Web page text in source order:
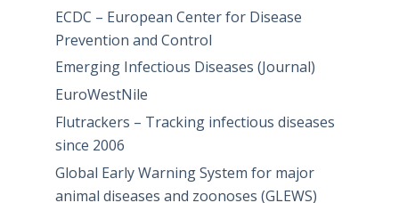
ECDC – European Center for Disease
Prevention and Control
Emerging Infectious Diseases (Journal)
EuroWestNile
Flutrackers – Tracking infectious diseases
since 2006
Global Early Warning System for major
animal diseases and zoonoses (GLEWS)